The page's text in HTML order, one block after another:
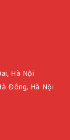
Hà Nội
Đông, Hà Nội